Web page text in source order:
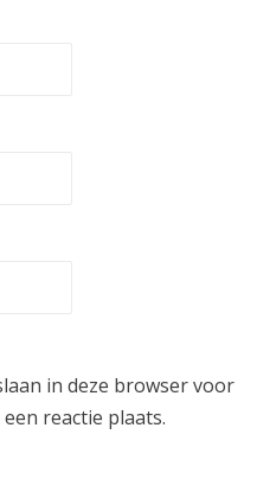
in deze browser voor
reactie plaats.